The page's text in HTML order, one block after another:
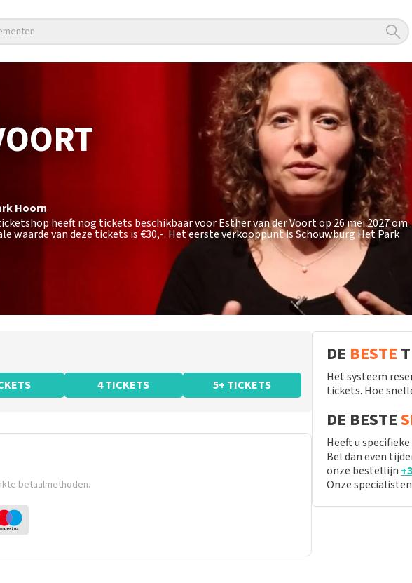
Hoorn
heeft nog tickets beschikbaar voor Esther van der Voort op 26 mei 2027 om
waarde van deze tickets is€30,-. Het eerste verkooppunt is Schouwburg Het Park
4 TICKETS 5+ TICKETS
betaalmethoden.
DE BESTE
Het systeem
tickets. Hoe
DE BESTE
Heeft u
Bel dan even
onze bestellijn
Onze